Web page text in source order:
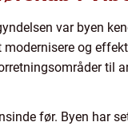
var byen
og
til
før. Byen har